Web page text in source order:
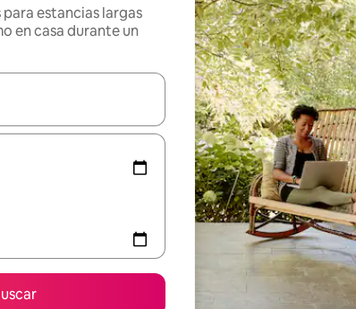
estancias largas
en casa durante un
disponibles, podrás navegar usando las teclas de las